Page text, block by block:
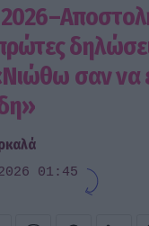
σαν να
01:45